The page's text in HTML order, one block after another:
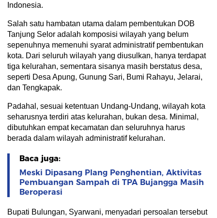
Indonesia.
Salah satu hambatan utama dalam pembentukan DOB
Tanjung Selor adalah komposisi wilayah yang belum
sepenuhnya memenuhi syarat administratif pembentukan
kota. Dari seluruh wilayah yang diusulkan, hanya terdapat
tiga kelurahan, sementara sisanya masih berstatus desa,
seperti Desa Apung, Gunung Sari, Bumi Rahayu, Jelarai,
dan Tengkapak.
Padahal, sesuai ketentuan Undang-Undang, wilayah kota
seharusnya terdiri atas kelurahan, bukan desa. Minimal,
dibutuhkan empat kecamatan dan seluruhnya harus
berada dalam wilayah administratif kelurahan.
Baca juga:
Meski Dipasang Plang Penghentian, Aktivitas
Pembuangan Sampah di TPA Bujangga Masih
Beroperasi
Bupati Bulungan, Syarwani, menyadari persoalan tersebut